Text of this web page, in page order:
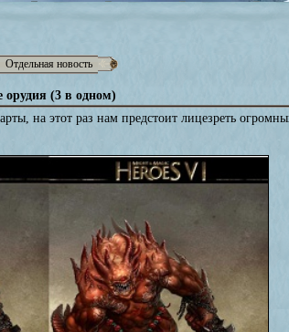
Отдельная новость
орудия (3 в одном)
на этот раз нам предстоит лицезреть